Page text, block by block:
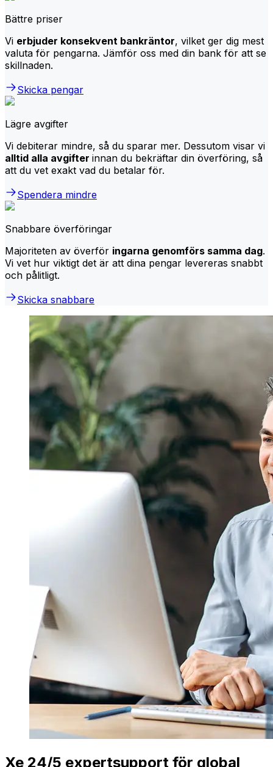
Bättre priser
Vi erbjuder konsekvent bankräntor, vilket ger dig mest
valuta för pengarna. Jämför oss med din bank för att se
skillnaden.
Skicka pengar
Lägre avgifter
Vi debiterar mindre, så du sparar mer. Dessutom visar vi
alltid alla avgifter innan du bekräftar din överföring, så
att du vet exakt vad du betalar för.
Spendera mindre
Snabbare överföringar
Majoriteten av överför ingarna genomförs samma dag.
Vi vet hur viktigt det är att dina pengar levereras snabbt
och pålitligt.
Skicka snabbare
Xe 24/5 expertsupport för global